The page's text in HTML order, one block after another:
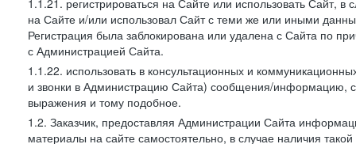
1.1.21. регистрироваться на Сайте или использовать Сайт,
на Сайте и/или использовал Сайт с теми же или иными
Регистрация была заблокирована или удалена с Сайта по
с Администрацией Сайта.
1.1.22. использовать в консультационных и
и звонки в Администрацию Сайта) сообщения/информацию,
выражения и тому подобное.
1.2. Заказчик, предоставляя Администрации Сайта
материалы на сайте самостоятельно, в случае наличия